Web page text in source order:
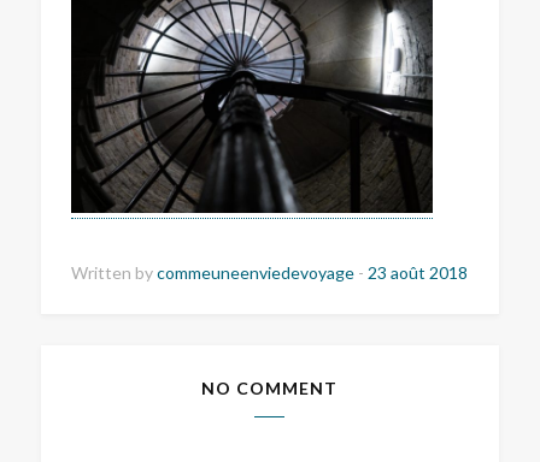
Written bycommeuneenviedevoyage - 23 août 2018
NO COMMENT